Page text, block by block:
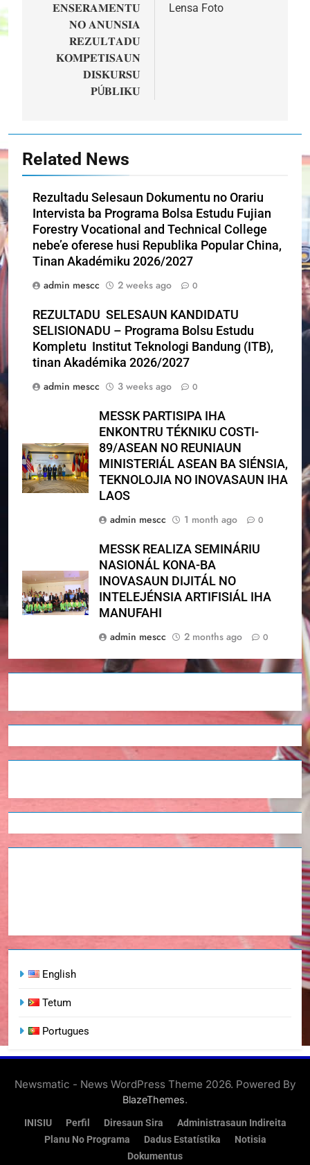
navigation
𝐄𝐍𝐒𝐄𝐑𝐀𝐌𝐄𝐍𝐓𝐔
𝐍𝐎 𝐀𝐍𝐔𝐍𝐒𝐈𝐀
𝐑𝐄𝐙𝐔𝐋𝐓𝐀𝐃𝐔
𝐊𝐎𝐌𝐏𝐄𝐓𝐈𝐒𝐀𝐔𝐍
𝐃𝐈𝐒𝐊𝐔𝐑𝐒𝐔
𝐏Ú𝐁𝐋𝐈𝐊𝐔
Lensa Foto
Related News
Rezultadu Selesaun Dokumentu no Orariu
Intervista ba Programa Bolsa Estudu Fujian
Forestry Vocational and Technical College
nebe’e oferese husi Republika Popular China,
Tinan Akadémiku 2026/2027
admin mescc
2 weeks ago 0
REZULTADU SELESAUN KANDIDATU
SELISIONADU – Programa Bolsu Estudu
Kompletu Institut Teknologi Bandung (ITB),
tinan Akadémika 2026/2027
admin mescc
3 weeks ago 0
MESSK PARTISIPA IHA
ENKONTRU TÉKNIKU COSTI-
89/ASEAN NO REUNIAUN
MINISTERIÁL ASEAN BA SIÉNSIA,
TEKNOLOJIA NO INOVASAUN IHA
LAOS
admin mescc
1 month ago 0
MESSK REALIZA SEMINÁRIU
NASIONÁL KONA-BA
INOVASAUN DIJITÁL NO
INTELEJÉNSIA ARTIFISIÁL IHA
MANUFAHI
admin mescc
2 months ago 0
English
Tetum
Portugues
Newsmatic - News WordPress Theme 2026. Powered By
BlazeThemes.
INISIU Perfil Diresaun Sira
Administrasaun Indireita
Planu No Programa
Dadus Estatístika
Notisia
Dokumentus